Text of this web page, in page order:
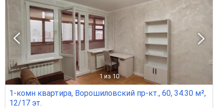
1 из 10
1-комн квартира, Ворошиловский пр-кт., 60, 34.30 м²,
12/17 эт.